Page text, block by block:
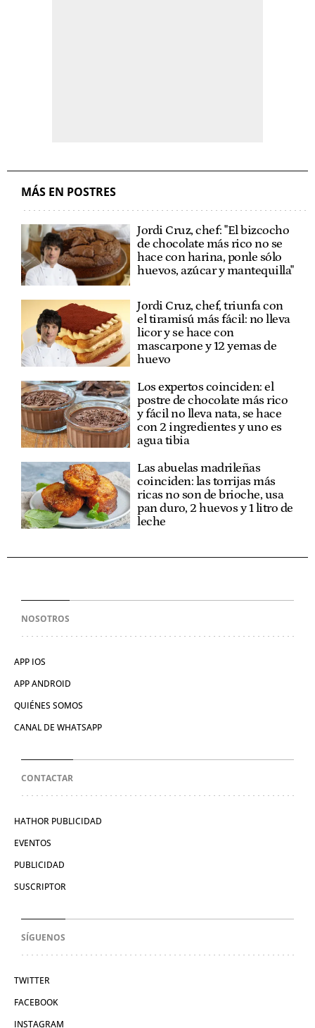
MÁS EN POSTRES
Jordi Cruz, chef: "El bizcocho
de chocolate más rico no se
hace con harina, ponle sólo
huevos, azúcar y mantequilla"
Jordi Cruz, chef, triunfa con
el tiramisú más fácil: no lleva
licor y se hace con
mascarpone y 12 yemas de
huevo
Los expertos coinciden: el
postre de chocolate más rico
y fácil no lleva nata, se hace
con 2 ingredientes y uno es
agua tibia
Las abuelas madrileñas
coinciden: las torrijas más
ricas no son de brioche, usa
pan duro, 2 huevos y 1 litro de
leche
NOSOTROS
APP IOS
APP ANDROID
QUIÉNES SOMOS
CANAL DE WHATSAPP
CONTACTAR
HATHOR PUBLICIDAD
EVENTOS
PUBLICIDAD
SUSCRIPTOR
SÍGUENOS
TWITTER
FACEBOOK
INSTAGRAM